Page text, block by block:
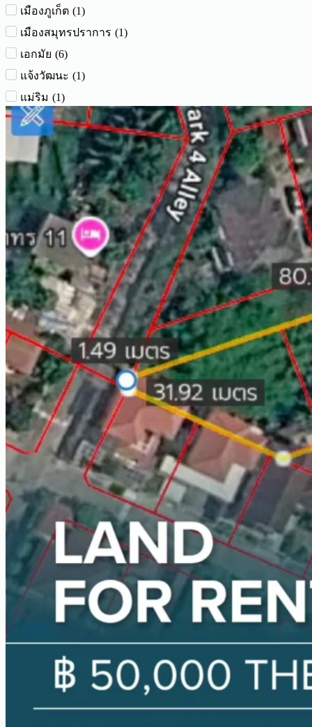
เมืองภูเก็ต (1)
เมืองสมุทรปราการ (1)
เอกมัย (6)
แจ้งวัฒนะ (1)
แม่ริม (1)